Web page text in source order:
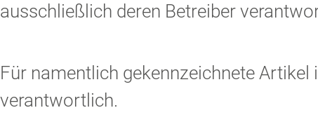
ausschließlich deren Betreiber
Für namentlich gekennzeichnete
verantwortlich.